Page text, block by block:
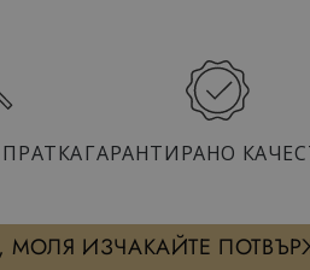
ГАРАНТИРАНО
, МОЛЯ ИЗЧАКАЙТЕ